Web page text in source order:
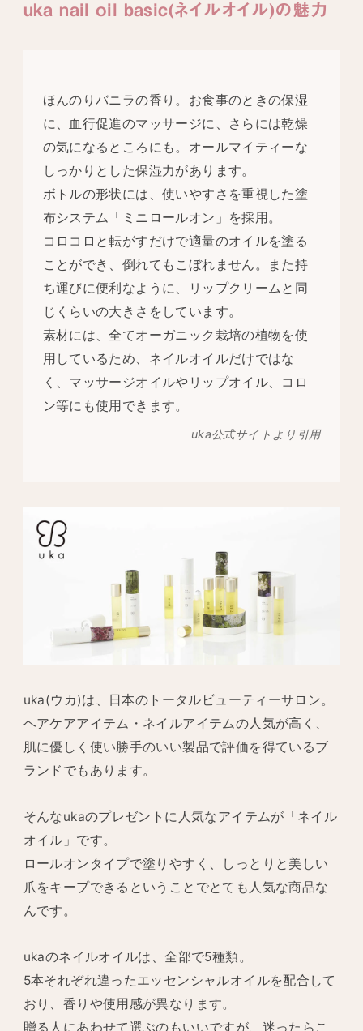
uka nail oil basic(ネイルオイル)の魅力
ほんのりバニラの香り。お食事のときの保湿
に、血行促進のマッサージに、さらには乾燥
の気になるところにも。オールマイティーな
しっかりとした保湿力があります。
ボトルの形状には、使いやすさを重視した塗
布システム「ミニロールオン」を採用。
コロコロと転がすだけで適量のオイルを塗る
ことができ、倒れてもこぼれません。また持
ち運びに便利なように、リップクリームと同
じくらいの大きさをしています。
素材には、全てオーガニック栽培の植物を使
用しているため、ネイルオイルだけではな
く、マッサージオイルやリップオイル、コロ
ン等にも使用できます。
uka公式サイトより引用
uka(ウカ)は、日本のトータルビューティーサロン。
ヘアケアアイテム・ネイルアイテムの人気が高く、
肌に優しく使い勝手のいい製品で評価を得ているブ
ランドでもあります。
そんなukaのプレゼントに人気なアイテムが「ネイル
オイル」です。
ロールオンタイプで塗りやすく、しっとりと美しい
爪をキープできるということでとても人気な商品な
んです。
ukaのネイルオイルは、全部で5種類。
5本それぞれ違ったエッセンシャルオイルを配合して
おり、香りや使用感が異なります。
贈る人にあわせて選ぶのもいいですが、迷ったらこ